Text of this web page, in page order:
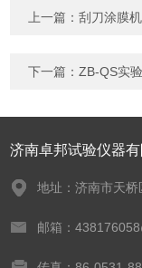
上一篇：刮刀涂膜机
下一篇：ZB-QS实
济南卓邦试验仪器有
地址：济南市天
邮箱：